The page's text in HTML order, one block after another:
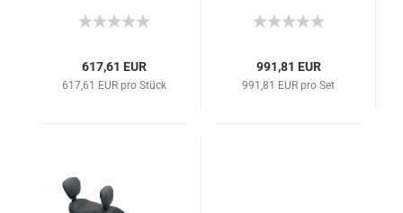
Cross Serie
617,61 EUR
617,61 EUR pro Stück
991,81 EUR
991,81 EUR pro Set